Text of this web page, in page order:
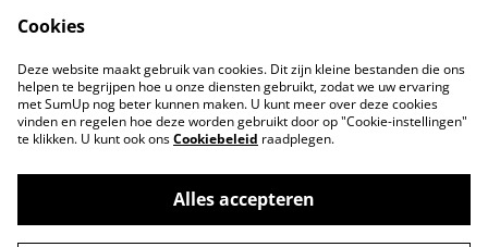
Neem contact met
ons op
Voorwaarden
Privacybeleid
Cookiebeleid
©2026Onderdelen JM
Cookies
Deze website maakt gebruik van cookies. Dit zijn kleine bestanden die ons
helpen te begrijpen hoe u onze diensten gebruikt, zodat we uw ervaring
met SumUp nog beter kunnen maken. U kunt meer over deze cookies
vinden en regelen hoe deze worden gebruikt door op "Cookie-instellingen"
te klikken. U kunt ook onsCookiebeleid raadplegen.
Alles accepteren